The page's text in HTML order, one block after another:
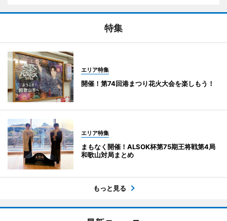
特集
エリア特集
開催！第74回港まつり花火大会を楽しもう！
エリア特集
まもなく開催！ALSOK杯第75期王将戦第4局
和歌山対局まとめ
もっと見る